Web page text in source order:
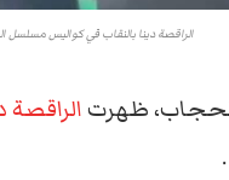
الراقصة دينا بالنقاب في كواليس مسلسل
ظهرتالراقصة